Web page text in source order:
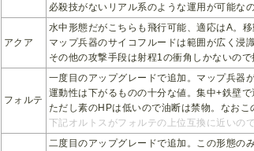
必殺技がないリアル系のような運用が可能な
アクア
水中形態だがこちらも飛行可能、適応はA。
マップ兵器のサイコフルードは範囲が広く浸
その他の攻撃手段は射程1の衝角しかないので
フォルテ
一度目のアップグレードで追加。マップ兵器
運動性は下がるものの十分な値。集中+鉄壁
ただし素のHPは低いので油断は禁物。なお
下記オルトスがフォルテの上位互換に近いの
二度目のアップグレードで追加。この形態の